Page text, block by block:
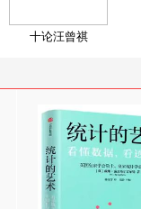
十论汪曾祺